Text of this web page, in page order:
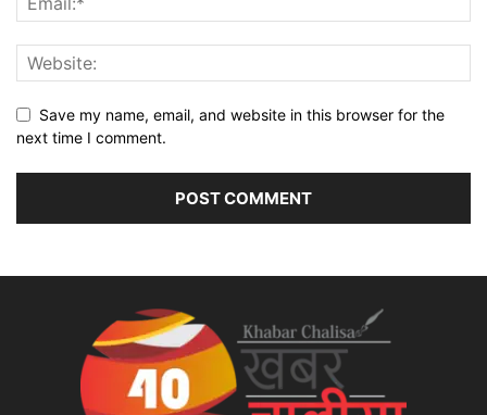
Save my name, email, and website in this browser for the
next time I comment.